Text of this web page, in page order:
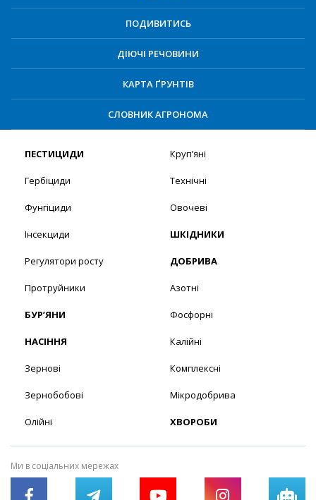
ПОДИВИТИСЬ
ДІЮЧІ РЕЧОВИНИ
КАРТА ҐРУНТІВ
СЛОВНИК АГРОНОМА
ПЕСТИЦИДИ
Гербіциди
Фунгіциди
Інсекциди
Регулятори росту
Протруйники
БУР’ЯНИ
НАСІННЯ
Зернові
Зернобобові
Олійні
Круп’яні
Технічні
Овочеві
ШКІДНИКИ
ДОБРИВА
Азотні
Фосфорні
Калійні
Комплексні
Мікродобрива
ХВОРОБИ
Ми в соціальних мережах